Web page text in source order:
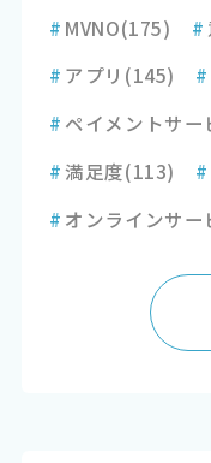
# MVNO(175) #
# アプリ (145) #
# ペイメントサー
#満足度(113) #
# オンラインサー